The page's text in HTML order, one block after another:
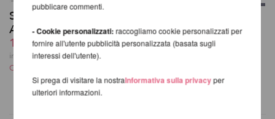
Set di attrezzatura per
Aerial Silk
136,13 EUR
incl. 20 % UST escl.
Costi di spedizione
Aereo V2
59,50 EUR
pubblicare commenti.
- Cookie personalizzati: raccogliamo cookie personalizzati per
fornire all'utente pubblicità personalizzata (basata sugli
interessi dell'utente).
Si prega di visitare la nostraInformativa sulla privacyper
ulteriori informazioni.